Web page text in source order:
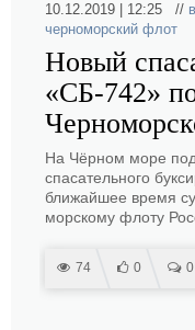
10.12.2019 | 12:25 //
черноморский флот
Новый
«СБ-742»
На Чёрном море
спасательного
ближайшее время
морскому флоту
74 0 0